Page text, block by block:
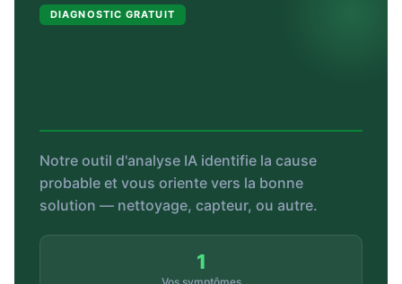
DIAGNOSTIC GRATUIT
Notre outil d'analyse IA identifie la cause
probable et vous oriente vers la bonne
solution — nettoyage, capteur, ou autre.
1